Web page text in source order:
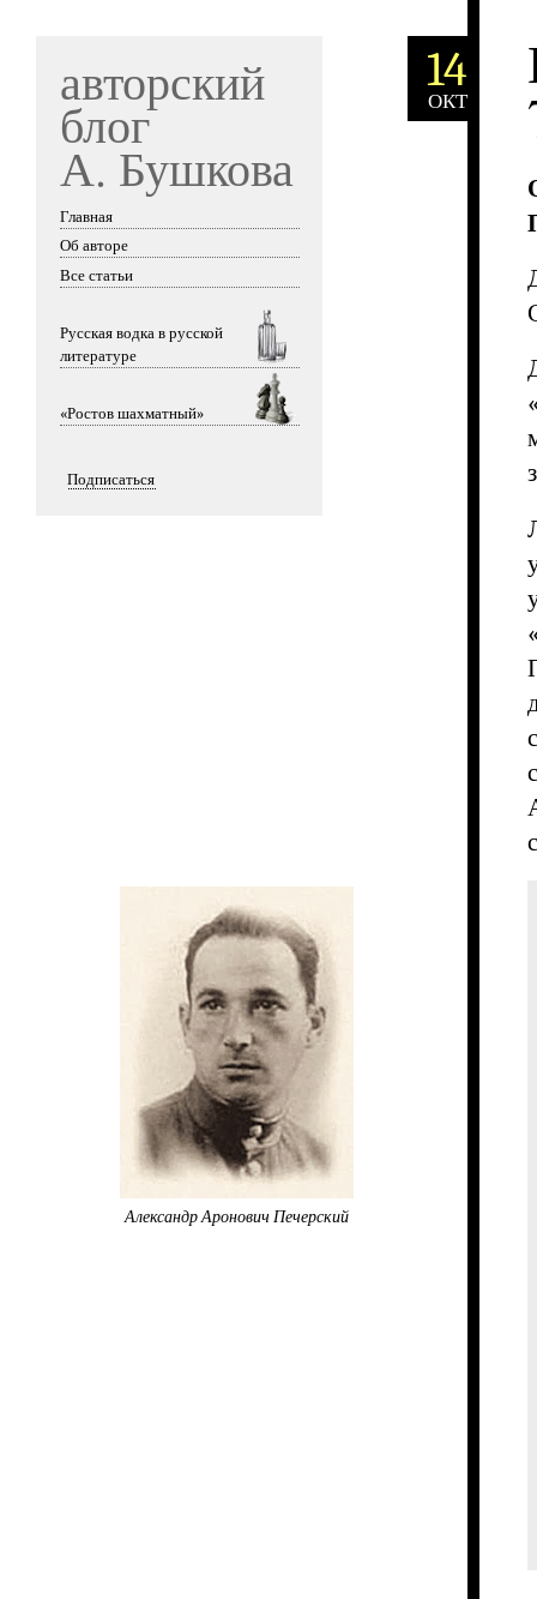
авторский
блог
А. Бушкова
Skip to content
Главная
Об авторе
Все статьи
Русская водка в русской
литературе
«Ростов шахматный»
Подписаться
14
ОКТ
Александр Аронович Печерский